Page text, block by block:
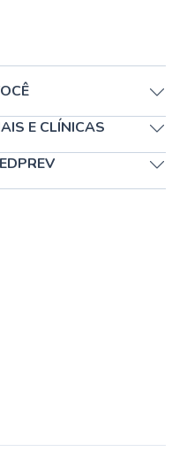
E CLÍNICAS